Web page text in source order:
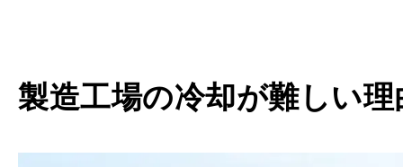
製造工場の冷却が難しい理